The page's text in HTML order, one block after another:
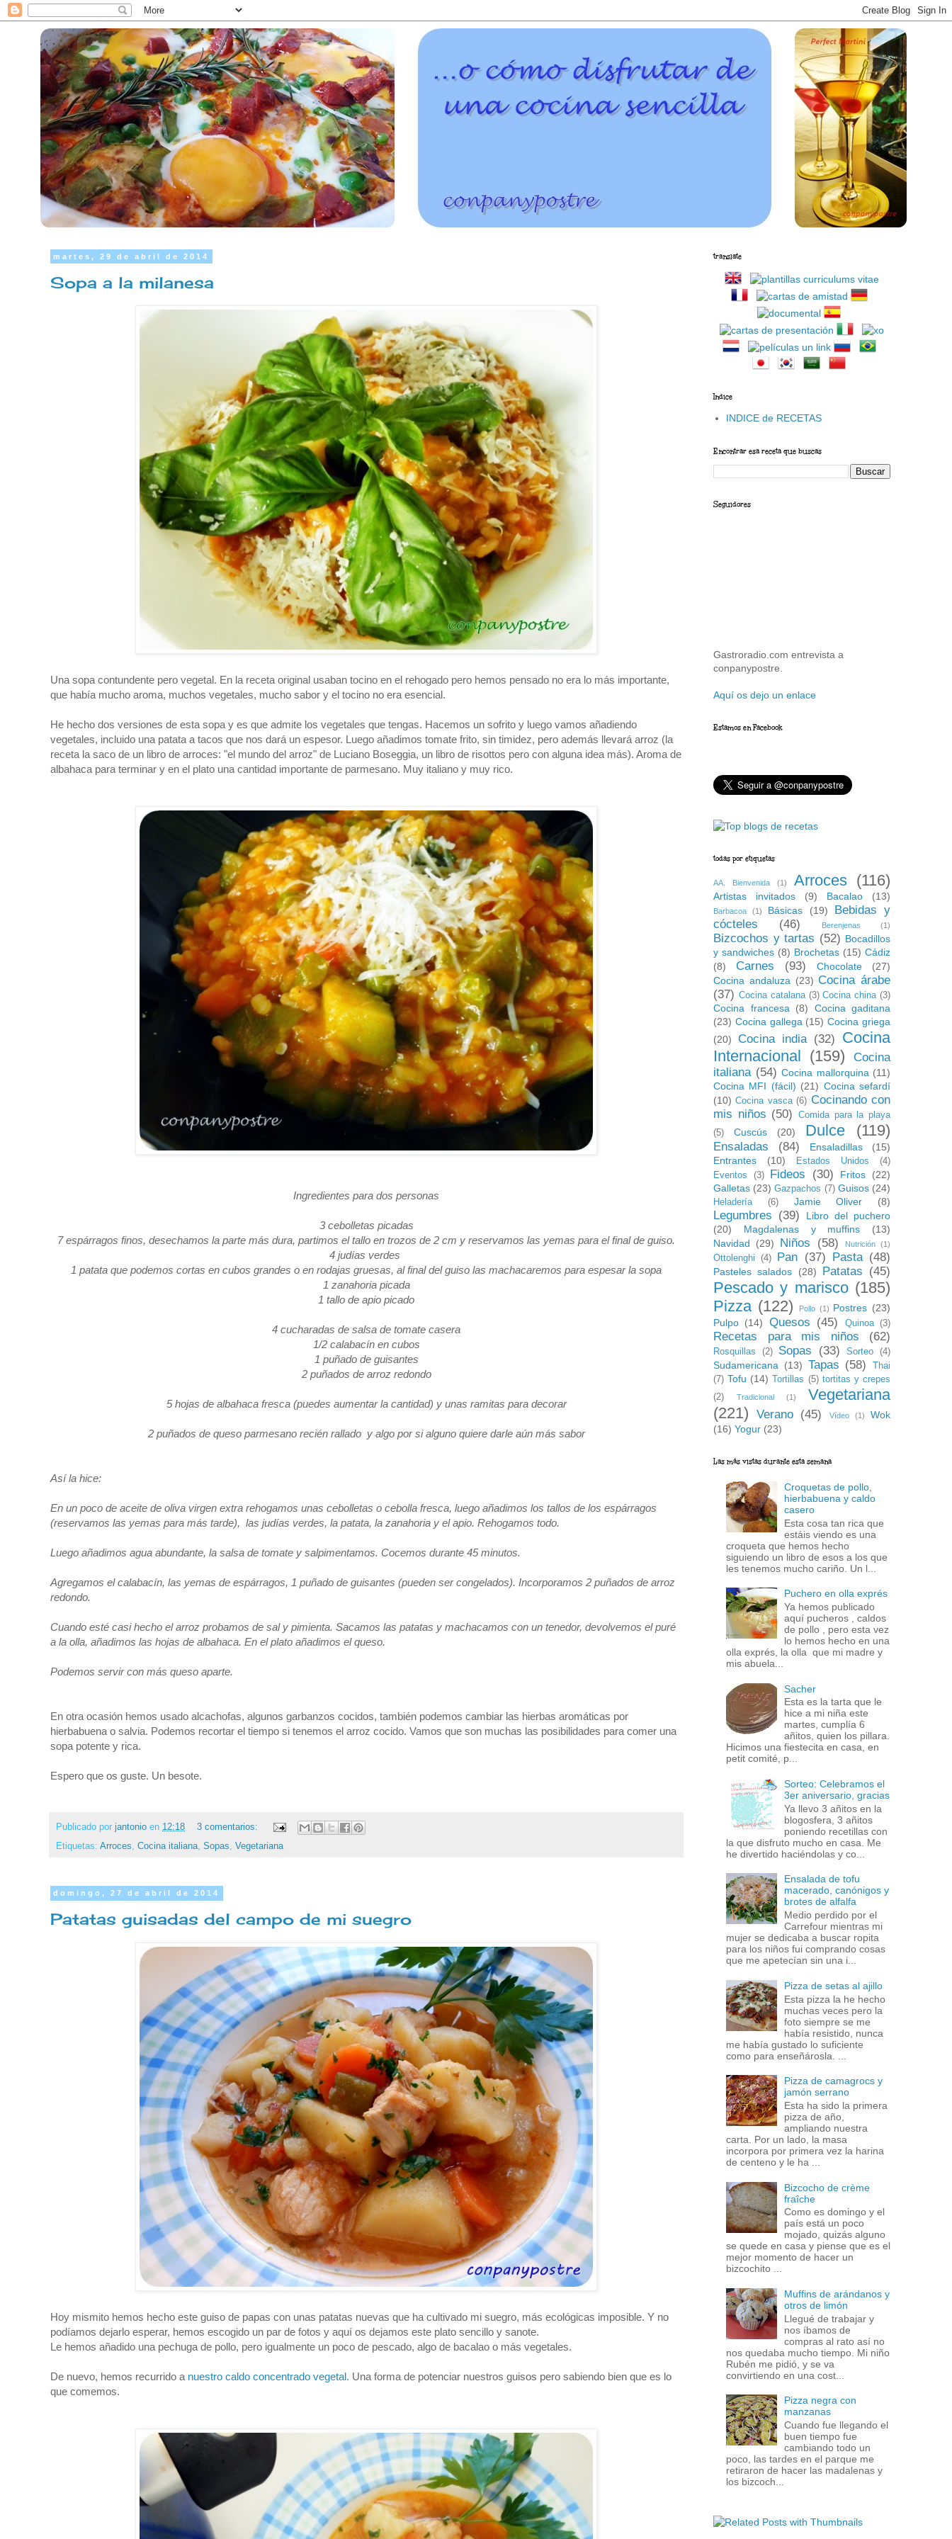
martes, 29 de abril de 2014
Sopa a la milanesa
Una sopa contundente pero vegetal. En la receta original usaban tocino en el rehogado pero hemos pensado no era lo más importante,
que había mucho aroma, muchos vegetales, mucho sabor y el tocino no era esencial.
He hecho dos versiones de esta sopa y es que admite los vegetales que tengas. Hacemos un sofrito y luego vamos añadiendo
vegetales, incluido una patata a tacos que nos dará un espesor. Luego añadimos tomate frito, sin timidez, pero además llevará arroz (la
receta la saco de un libro de arroces: "el mundo del arroz" de Luciano Boseggia, un libro de risottos pero con alguna idea más). Aroma de
albahaca para terminar y en el plato una cantidad importante de parmesano. Muy italiano y muy rico.
Ingredientes para dos personas
3 cebolletas picadas
7 espárragos finos, desechamos la parte más dura, partimos el tallo en trozos de 2 cm y reservamos las yemas para el final de guiso.
4 judías verdes
1 patata que podemos cortas en cubos grandes o en rodajas gruesas, al final del guiso las machacaremos para espesar la sopa
1 zanahoria picada
1 tallo de apio picado
4 cucharadas de salsa de tomate casera
1/2 calabacín en cubos
1 puñado de guisantes
2 puñados de arroz redondo
5 hojas de albahaca fresca (puedes aumentar la cantidad) y unas ramitas para decorar
2 puñados de queso parmesano recién rallado y algo por si alguno quiere darle aún más sabor
Así la hice:
En un poco de aceite de oliva virgen extra rehogamos unas cebolletas o cebolla fresca, luego añadimos los tallos de los espárragos
(reservamos las yemas para más tarde), las judías verdes, la patata, la zanahoria y el apio. Rehogamos todo.
Luego añadimos agua abundante, la salsa de tomate y salpimentamos. Cocemos durante 45 minutos.
Agregamos el calabacín, las yemas de espárragos, 1 puñado de guisantes (pueden ser congelados). Incorporamos 2 puñados de arroz
redondo.
Cuando esté casi hecho el arroz probamos de sal y pimienta. Sacamos las patatas y machacamos con un tenedor, devolvemos el puré
a la olla, añadimos las hojas de albahaca. En el plato añadimos el queso.
Podemos servir con más queso aparte.
En otra ocasión hemos usado alcachofas, algunos garbanzos cocidos, también podemos cambiar las hierbas aromáticas por
hierbabuena o salvia. Podemos recortar el tiempo si tenemos el arroz cocido. Vamos que son muchas las posibilidades para comer una
sopa potente y rica.
Espero que os guste. Un besote.
Publicado por jantonio en 12:18
3 comentarios:
Etiquetas: Arroces Cocina italiana Sopas Vegetariana
domingo, 27 de abril de 2014
Patatas guisadas del campo de mi suegro
Hoy mismito hemos hecho este guiso de papas con unas patatas nuevas que ha cultivado mi suegro, más ecológicas imposible. Y no
podíamos dejarlo esperar, hemos escogido un par de fotos y aquí os dejamos este plato sencillo y sanote.
Le hemos añadido una pechuga de pollo, pero igualmente un poco de pescado, algo de bacalao o más vegetales.
De nuevo, hemos recurrido a nuestro caldo concentrado vegetal. Una forma de potenciar nuestros guisos pero sabiendo bien que es lo
que comemos.
translate
Indice
INDICE de RECETAS
Encontrar esa receta que buscas
Seguidores
Gastroradio.com entrevista a
conpanypostre.
Aquí os dejo un enlace
Estamos en Facebook
todas por etiquetas
AA. Bienvenida (1) Arroces (116)
Artistas invitados (9) Bacalao (13)
Barbacoa (1) Básicas (19)
Bebidas y
cócteles
(46) Berenjenas (1)
Bizcochos y tartas (52) Bocadillos
y sandwiches (8) Brochetas (15) Cádiz
(8)
Carnes (93) Chocolate
(27)
Cocina andaluza (23) Cocina árabe
(37) Cocina catalana (3) Cocina china (3)
Cocina francesa (8)
Cocina gaditana
(23) Cocina gallega (15) Cocina griega
(20)
Cocina india (32)
Cocina
Internacional (159)
Cocina
italiana (54) Cocina mallorquina (11)
Cocina MFI (fácil) (21) Cocina sefardí
(10) Cocina vasca (6) Cocinando con
mis niños (50)
Comida para la playa
(5)
Cuscús (20) Dulce (119)
Ensaladas (84) Ensaladillas
(15)
Entrantes
(10) Estados Unidos
(4)
Eventos
(3) Fideos (30) Fritos
(22)
Galletas (23) Gazpachos (7) Guisos (24)
Heladería (6) Jamie Oliver (8)
Legumbres (39)
Libro del puchero
(20)
Magdalenas y muffins
(13)
Navidad
(29) Niños (58) Nutrición (1)
Ottolenghi (4) Pan (37) Pasta (48)
Pasteles salados (28) Patatas (45)
Pescado y marisco (185)
Pizza (122) Pollo (1) Postres (23)
Pulpo (14) Quesos (45) Quinoa (3)
Recetas para mis niños (62)
Rosquillas (2) Sopas (33) Sorteo (4)
Sudamericana (13) Tapas (58)
Thai
(7) Tofu (14) Tortillas (5) tortitas y crepes
(2)
Tradicional (1)
Vegetariana
(221)
Verano (45) Vídeo (1)
Wok
(16) Yogur (23)
Las más vistas durante esta semana
Croquetas de pollo,
hierbabuena y caldo
casero
Esta cosa tan rica que
estáis viendo es una
croqueta que hemos hecho
siguiendo un libro de esos a los que
les tenemos mucho cariño. Un l...
Puchero en olla exprés
Ya hemos publicado
aquí pucheros , caldos
de pollo , pero esta vez
lo hemos hecho en una
olla exprés, la olla que mi madre y
mis abuela...
Sacher
Esta es la tarta que le
hice a mi niña este
martes, cumplía 6
añitos, quien los pillara.
Hicimos una fiestecita en casa, en
petit comité, p...
Sorteo: Celebramos el
3er aniversario, gracias
Ya llevo 3 añitos en la
blogosfera, 3 añitos
poniendo recetillas con
la que disfruto mucho en casa. Me
he divertido haciéndolas y co...
Ensalada de tofu
macerado, canónigos y
brotes de alfalfa
Medio perdido por el
Carrefour mientras mi
mujer se dedicaba a buscar ropita
para los niños fui comprando cosas
que me apetecían sin una i...
Pizza de setas al ajillo
Esta pizza la he hecho
muchas veces pero la
foto siempre se me
había resistido, nunca
me había gustado lo suficiente
como para enseñárosla. ...
Pizza de camagrocs y
jamón serrano
Esta ha sido la primera
pizza de año,
ampliando nuestra
carta. Por un lado, la masa
incorpora por primera vez la harina
de centeno y le ha ...
Bizcocho de crème
fraîche
Como es domingo y el
país está un poco
mojado, quizás alguno
se quede en casa y piense que es el
mejor momento de hacer un
bizcochito ...
Muffins de arándanos y
otros de limón
Llegué de trabajar y
nos íbamos de
compras al rato así no
nos quedaba mucho tiempo. Mi niño
Rubén me pidió, y se va
convirtiendo en una cost...
Pizza negra con
manzanas
Cuando fue llegando el
buen tiempo fue
cambiando todo un
poco, las tardes en el parque me
retiraron de hacer las madalenas y
los bizcoch...